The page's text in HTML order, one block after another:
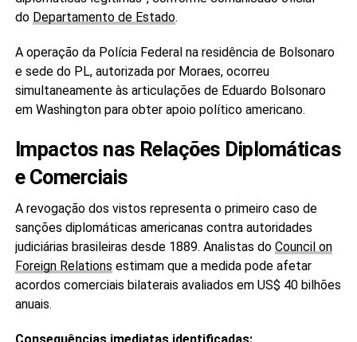
do Departamento de Estado.
A operação da Polícia Federal na residência de Bolsonaro
e sede do PL, autorizada por Moraes, ocorreu
simultaneamente às articulações de Eduardo Bolsonaro
em Washington para obter apoio político americano.
Impactos nas Relações Diplomáticas
e Comerciais
A revogação dos vistos representa o primeiro caso de
sanções diplomáticas americanas contra autoridades
judiciárias brasileiras desde 1889. Analistas do Council on
Foreign Relations estimam que a medida pode afetar
acordos comerciais bilaterais avaliados em US$ 40 bilhões
anuais.